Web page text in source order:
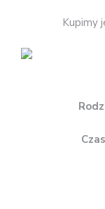
Kupimy